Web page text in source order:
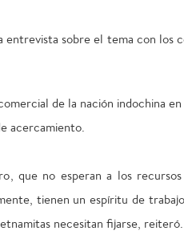
sobre el tema con los
de la nación indochina
acercamiento.
que no esperan a los
tienen un espíritu de
necesitan fijarse, reiteró.